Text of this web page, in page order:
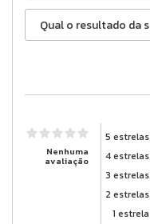
Nenhuma
avaliação
5 estrelas
4 estrelas
3 estrelas
2 estrelas
1 estrela